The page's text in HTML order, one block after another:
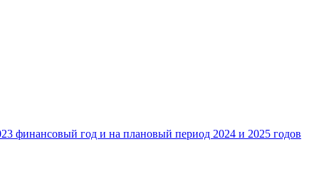
финансовый год и на плановый период 2024 и 2025 годов